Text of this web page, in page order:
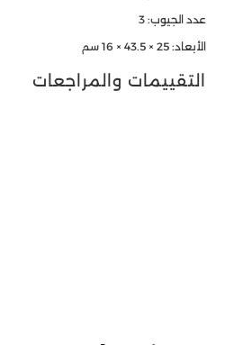
عدد الجيوب: 3
الأبعاد: 25 × 43.5 × 16 سم
التقييمات والمراجعات